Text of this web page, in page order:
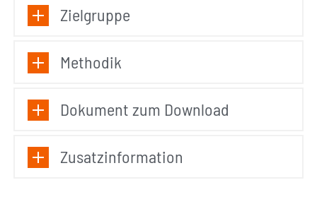
Zielgruppe
Methodik
Dokument zum Download
Zusatzinformation